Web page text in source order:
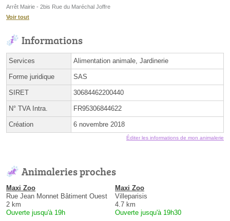
Arrêt Mairie - 2bis Rue du Maréchal Joffre
Voir tout
Informations
Services Alimentation animale, Jardinerie
Forme juridique SAS
SIRET 30684462200440
N° TVA Intra. FR95306844622
Création 6 novembre 2018
Éditer les informations de mon animalerie
Animaleries proches
Maxi Zoo
Rue Jean Monnet Bâtiment Ouest
2 km
Ouverte jusqu'à 19h
Maxi Zoo
Villeparisis
4.7 km
Ouverte jusqu'à 19h30